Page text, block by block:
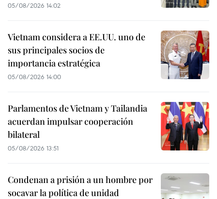
05/08/2026 14:02
Vietnam considera a EE.UU. uno de
sus principales socios de
importancia estratégica
05/08/2026 14:00
Parlamentos de Vietnam y Tailandia
acuerdan impulsar cooperación
bilateral
05/08/2026 13:51
Condenan a prisión a un hombre por
socavar la política de unidad